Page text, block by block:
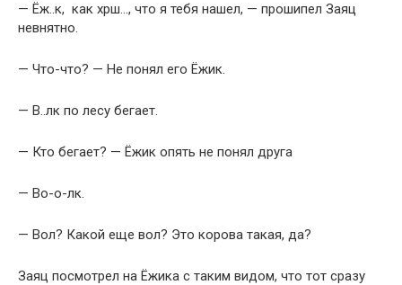
— Ёж..к, как хрш…, что я тебя нашел, — прошипел Заяц
невнятно.
— Что-что? — Не понял его Ёжик.
— В..лк по лесу бегает.
— Кто бегает? — Ёжик опять не понял друга
— Во-о-лк.
— Вол? Какой еще вол? Это корова такая, да?
Заяц посмотрел на Ёжика с таким видом, что тот сразу